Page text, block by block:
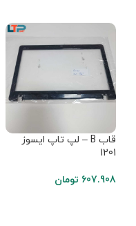
قاب B – لپ تاپ ایسوز
1201
607.908 تومان